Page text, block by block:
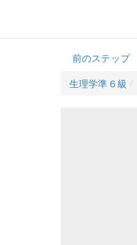
前のステップ
生理学準６級